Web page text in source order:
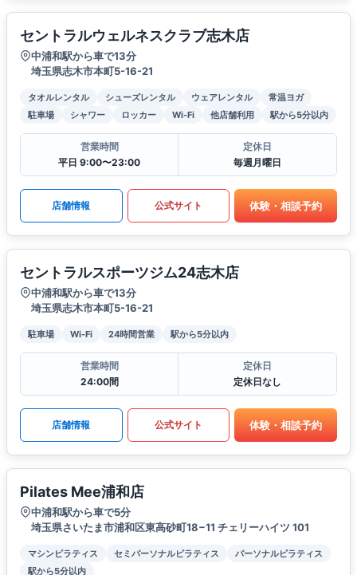
セントラルウェルネスクラブ志木店
中浦和駅から車で13分
埼玉県志木市本町5-16-21
タオルレンタル シューズレンタル ウェアレンタル
常温ヨガ
駐車場
シャワー ロッカー Wi-Fi 他店舗利用 駅から5分以内
営業時間
平日 9:00〜23:00
定休日
毎週月曜日
店舗情報 公式サイト 体験・相談予約
セントラルスポーツジム24志木店
中浦和駅から車で13分
埼玉県志木市本町5-16-21
駐車場 Wi-Fi 24時間営業 駅から5分以内
営業時間
24:00間
定休日
定休日なし
店舗情報 公式サイト 体験・相談予約
Pilates Mee浦和店
中浦和駅から車で5分
埼玉県さいたま市浦和区東高砂町18−11 チェリーハイツ 101
マシンピラティス セミパーソナルピラティス
パーソナルピラティス
駅から5分以内